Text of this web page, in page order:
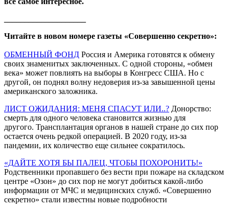
Читайте в новом номере газеты «Совершенно секретно»:
ОБМЕННЫЙ ФОНД Россия и Америка готовятся к обмену
своих знаменитых заключенных. С одной стороны, «обмен
века» может повлиять на выборы в Конгресс США. Но с
другой, он поднял волну недоверия из-за завышенной цены
американского заложника.
ЛИСТ ОЖИДАНИЯ: МЕНЯ СПАСУТ ИЛИ..? Донорство:
смерть для одного человека становится жизнью для
другого. Трансплантация органов в нашей стране до сих пор
остается очень редкой операцией. В 2020 году, из-за
пандемии, их количество еще сильнее сократилось.
«ДАЙТЕ ХОТЯ БЫ ПАЛЕЦ, ЧТОБЫ ПОХОРОНИТЬ!»
Родственники пропавшего без вести при пожаре на складском
центре «Озон» до сих пор не могут добиться какой-либо
информации от МЧС и медицинских служб. «Совершенно
секретно» стали известны новые подробности